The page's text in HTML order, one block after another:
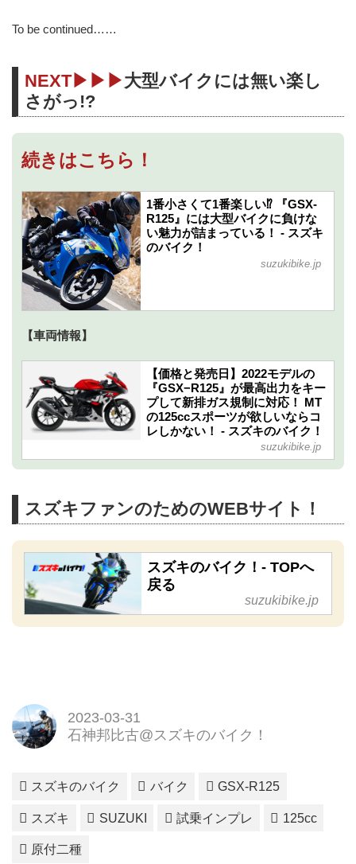
To be continued……
NEXT▶▶▶大型バイクには無い楽し
さがっ!?
続きはこちら！
1番小さくて1番楽しい⁉ 『GSX-
R125』には大型バイクに負けな
い魅力が詰まっている！ - スズキ
のバイク！
suzukibike.jp
【車両情報】
【価格と発売日】2022モデルの
『GSX−R125』が最高出力をキー
プして新排ガス規制に対応！ MT
の125ccスポーツが欲しいならコ
レしかない！ - スズキのバイク！
suzukibike.jp
スズキファンのためのWEBサイト！
スズキのバイク！- TOPへ
戻る
suzukibike.jp
2023-03-31
石神邦比古@スズキのバイク！
スズキのバイク バイク GSX-R125
スズキ SUZUKI 試乗インプレ 125cc
原付二種